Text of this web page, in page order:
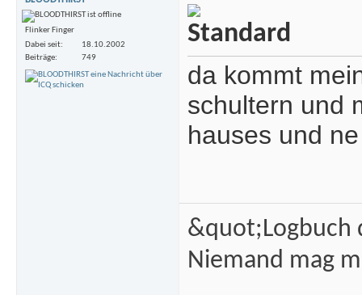
Flinker Finger
Dabei seit
18.10.2002
Beiträge
749
da kommt
schultern und
hauses und
&quot;Logbuch
Niemand mag